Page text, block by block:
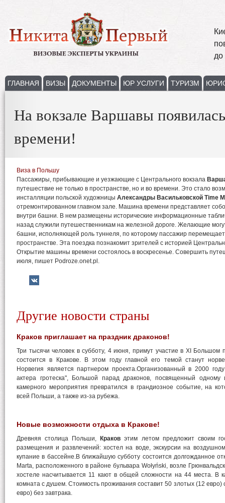
до
ГЛАВНАЯ ВИЗЫ ДОКУМЕНТЫ ЮР УСЛУГИ ТУРИЗМ
На вокзале Варшавы
времени!
Виза в Польшу
Пассажиры, прибывающие и уезжающие с Центрального вокзала
путешествие не только в пространстве, но и во времени. Это стало
инсталляции польской художницы Александры Васильковской Time
отремонтированном главном зале. Машина времени представляет
внутри башни. В нем размещены исторические информационные
назад служили путешественникам на железной дороге. Желающие
башни, исполняющей роль туннеля, по которому пассажир
пространстве. Эта поездка познакомит зрителей с историей
Открытие машины времени состоялось в воскресенье. Совершить
июля, пишет Podroze.onet.pl.
Другие новости страны
Краков приглашает на праздник драконов!
Три тысячи человек в субботу, 4 июня, примут участие в XI Большом
состоится в Кракове. В этом году главной его темой станут
Норвегия является партнером проекта.Организованный в 2000
актера гротеска", Большой парад драконов, посвященный одному
камерного мероприятия превратился в грандиозное событие, на
всей Польши, а также из-за рубежа.
Новые возможности отдыха в Кракове!
Древняя столица Польши, Краков этим летом предложит своим
размещения и развлечений: хостел на воде, экскурсии на
купание в бассейне.В ближайшую субботу состоится долгожданное
Marta, расположенного в районе бульвара Wołyński, возле
хостеле насчитывается 11 кают в общей сложности на 44 места. В
комната с душем. Стоимость проживания составит 50 злотых (12 евро)
евро) без завтрака.